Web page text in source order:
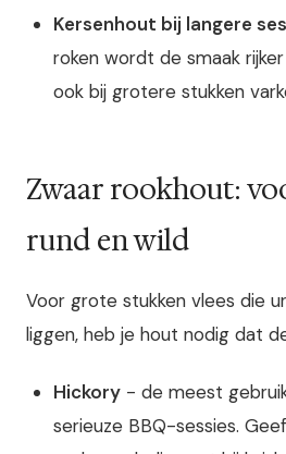
Kersenhout bij langere
roken wordt de smaak
ook bij grotere stukken
Zwaar rookhout:
rund en wild
Voor grote stukken vlees die
liggen, heb je hout nodig dat
Hickory - de meest
serieuze BBQ-sessies.